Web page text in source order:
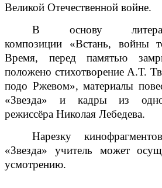
Великой Отечественной войне.
В основу
композиции «Встань, войны
Время, перед памятью
положено стихотворение А.Т.
подо Ржевом», материалы
«Звезда» и кадры из
режиссёра Николая Лебедева.
Нарезку
«Звезда» учитель может
усмотрению.